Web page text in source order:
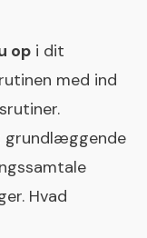
op i dit
med ind
grundlæggende
Hvad